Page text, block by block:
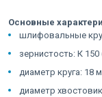
Основные
шлифовальные
зернистость: К
диаметр круга: 18
диаметр